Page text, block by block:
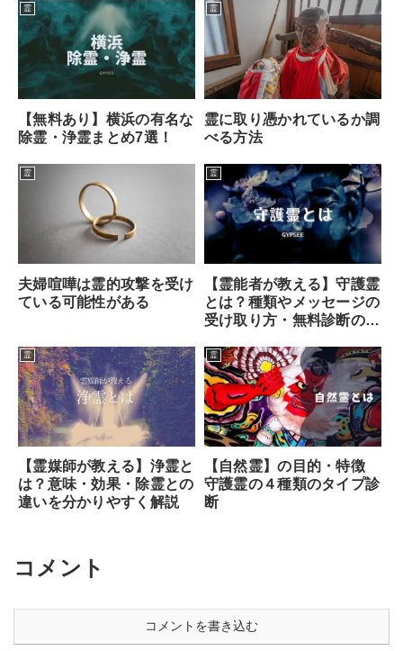
霊
【無料あり】横浜の有名な
除霊・浄霊まとめ7選！
霊
霊に取り憑かれているか調
べる方法
霊
夫婦喧嘩は霊的攻撃を受け
ている可能性がある
霊
【霊能者が教える】守護霊
とは？種類やメッセージの
受け取り方・無料診断のや
霊
【霊媒師が教える】浄霊と
は？意味・効果・除霊との
違いを分かりやすく解説
霊
【自然霊】の目的・特徴
守護霊の４種類のタイプ診
断
コメント
コメントを書き込む